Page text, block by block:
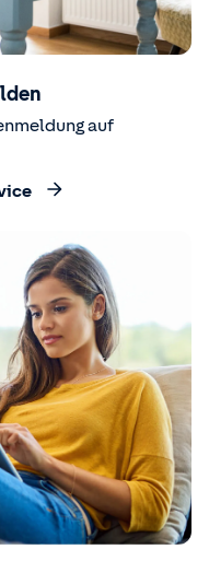
auf